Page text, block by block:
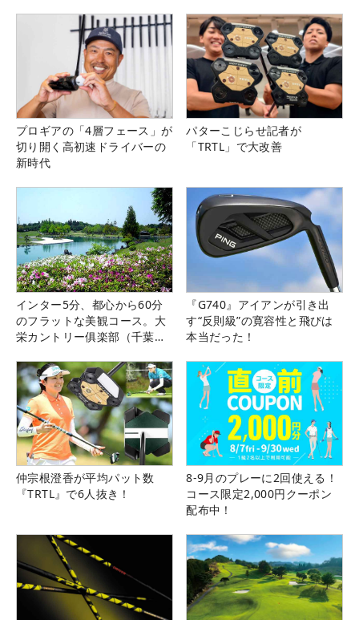
プロギアの「4層フェース」が
切り開く高初速ドライバーの
新時代
パターこじらせ記者が
「TRTL」で大改善
インター5分、都心から60分
のフラットな美観コース。大
栄カントリー俱楽部（千葉
『G740』アイアンが引き出
す“反則級”の寛容性と飛びは
本当だった！
仲宗根澄香が平均パット数
『TRTL』で6人抜き！
8-9月のプレーに2回使える！
コース限定2,000円クーポン
配布中！